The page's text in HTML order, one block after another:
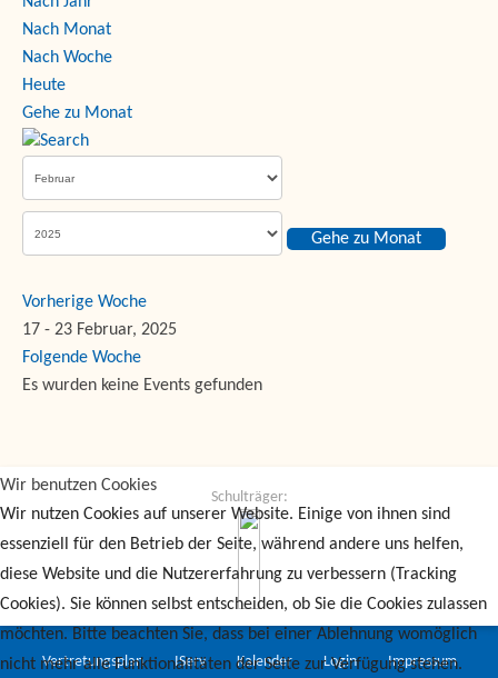
Nach Monat
Nach Woche
Heute
Gehe zu Monat
Gehe zu Monat
Vorherige Woche
17 - 23 Februar, 2025
Folgende Woche
Es wurden keine Events gefunden
Schulträger:
Vertretungsplan IServ Kalender Login Impressum
Wir benutzen Cookies
Wir nutzen Cookies auf unserer Website. Einige von ihnen sind
essenziell für den Betrieb der Seite, während andere uns helfen,
diese Website und die Nutzererfahrung zu verbessern (Tracking
Cookies). Sie können selbst entscheiden, ob Sie die Cookies zulassen
möchten. Bitte beachten Sie, dass bei einer Ablehnung womöglich
nicht mehr alle Funktionalitäten der Seite zur Verfügung stehen.